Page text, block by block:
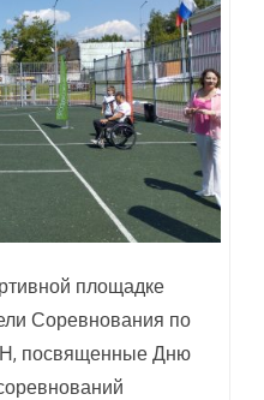
площадке
Соревнования по
посвященные Дню